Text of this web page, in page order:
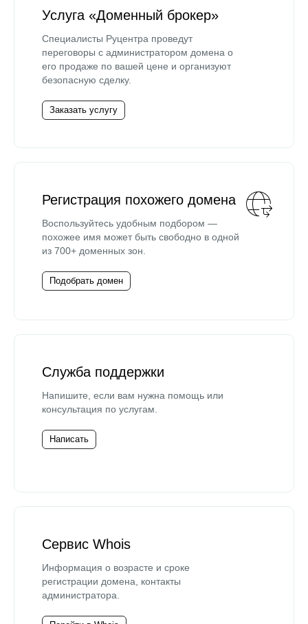
Услуга «Доменный брокер»
Специалисты Руцентра проведут
переговоры с администратором домена о
его продаже по вашей цене и организуют
безопасную сделку.
Заказать услугу
Регистрация похожего домена
Воспользуйтесь удобным подбором —
похожее имя может быть свободно в одной
из 700+ доменных зон.
Подобрать домен
Служба поддержки
Напишите, если вам нужна помощь или
консультация по услугам.
Написать
Сервис Whois
Информация о возрасте и сроке
регистрации домена, контакты
администратора.